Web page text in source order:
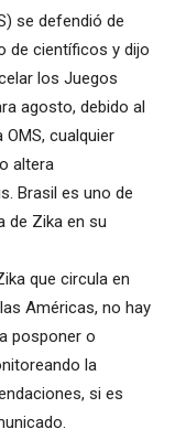
se defendió de
de científicos y dijo
los Juegos
agosto, debido al
cualquier
altera
Brasil es uno de
de Zika en su
que circula en
Américas, no hay
posponer o
la
si es